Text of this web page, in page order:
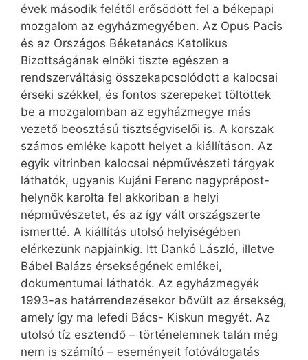
évek második felétől erősödött fel a békepapi
mozgalom az egyházmegyében. Az Opus Pacis
és az Országos Béketanács Katolikus
Bizottságának elnöki tiszte egészen a
rendszerváltásig összekapcsolódott a kalocsai
érseki székkel, és fontos szerepeket töltöttek
be a mozgalomban az egyházmegye más
vezető beosztású tisztségviselői is. A korszak
számos emléke kapott helyet a kiállításon. Az
egyik vitrinben kalocsai népművészeti tárgyak
láthatók, ugyanis Kujáni Ferenc nagyprépost-
helynök karolta fel akkoriban a helyi
népművészetet, és az így vált országszerte
ismertté. A kiállítás utolsó helyiségében
elérkezünk napjainkig. Itt Dankó László, illetve
Bábel Balázs érsekségének emlékei,
dokumentumai láthatók. Az egyházmegyék
1993-as határrendezésekor bővült az érsekség,
amely így ma lefedi Bács- Kiskun megyét. Az
utolsó tíz esztendő – történelemnek talán még
nem is számító – eseményeit fotóválogatás